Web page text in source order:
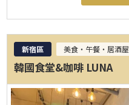
新宿區 美食・午餐・居酒屋
韓國食堂&咖啡 LUNA